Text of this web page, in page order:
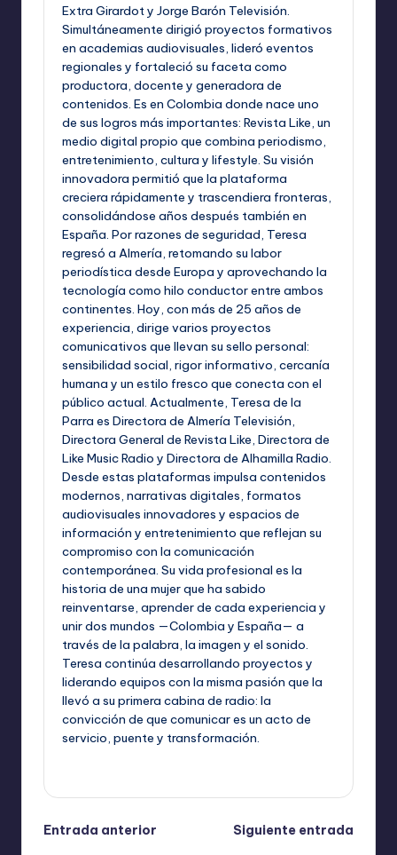
Extra Girardot y Jorge Barón Televisión.
Simultáneamente dirigió proyectos formativos
en academias audiovisuales, lideró eventos
regionales y fortaleció su faceta como
productora, docente y generadora de
contenidos. Es en Colombia donde nace uno
de sus logros más importantes: Revista Like, un
medio digital propio que combina periodismo,
entretenimiento, cultura y lifestyle. Su visión
innovadora permitió que la plataforma
creciera rápidamente y trascendiera fronteras,
consolidándose años después también en
España. Por razones de seguridad, Teresa
regresó a Almería, retomando su labor
periodística desde Europa y aprovechando la
tecnología como hilo conductor entre ambos
continentes. Hoy, con más de 25 años de
experiencia, dirige varios proyectos
comunicativos que llevan su sello personal:
sensibilidad social, rigor informativo, cercanía
humana y un estilo fresco que conecta con el
público actual. Actualmente, Teresa de la
Parra es Directora de Almería Televisión,
Directora General de Revista Like, Directora de
Like Music Radio y Directora de Alhamilla Radio.
Desde estas plataformas impulsa contenidos
modernos, narrativas digitales, formatos
audiovisuales innovadores y espacios de
información y entretenimiento que reflejan su
compromiso con la comunicación
contemporánea. Su vida profesional es la
historia de una mujer que ha sabido
reinventarse, aprender de cada experiencia y
unir dos mundos —Colombia y España— a
través de la palabra, la imagen y el sonido.
Teresa continúa desarrollando proyectos y
liderando equipos con la misma pasión que la
llevó a su primera cabina de radio: la
convicción de que comunicar es un acto de
servicio, puente y transformación.
Navegación
Entrada anterior
Siguiente entrada